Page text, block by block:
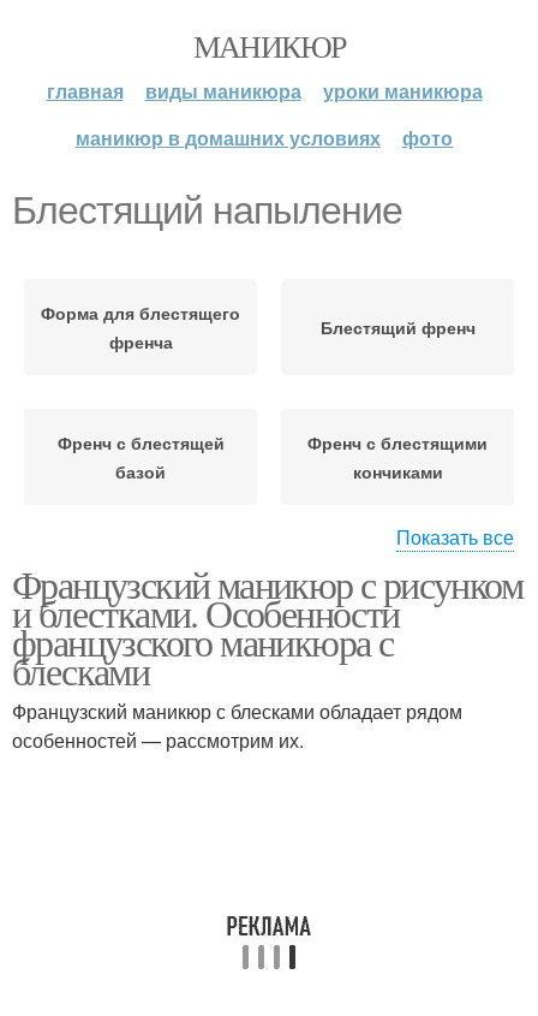
МАНИКЮР
главная виды маникюра
уроки маникюра
маникюр в домашних условиях
фото
Блестящий напыление
Форма для блестящего
френча
Блестящий френч
Френч с блестящей
базой
Френч с блестящими
кончиками
Блестящий маникюр
дизайном
Маникюр с блестящими
кончиками
Показать все
Французский маникюр с рисунком
и блестками. Особенности
французского маникюра с
блесками
Французский маникюр с блесками обладает рядом
особенностей — рассмотрим их.